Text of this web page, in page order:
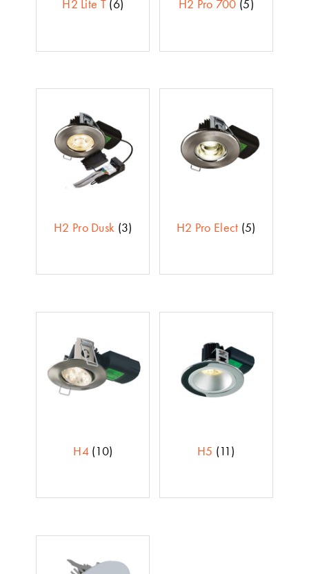
H2 Lite T (6) H2 Pro 700 (5)
H2 Pro Dusk (3) H2 Pro Elect (5)
H4 (10) H5 (11)